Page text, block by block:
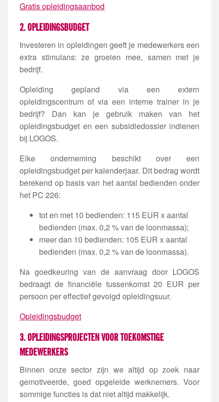
Gratis opleidingsaanbod
2. OPLEIDINGSBUDGET
Investeren in opleidingen geeft je medewerkers een
extra stimulans: ze groeien mee, samen met je
bedrijf.
Opleiding gepland via een extern
opleidingscentrum of via een interne trainer in je
bedrijf? Dan kan je gebruik maken van het
opleidingsbudget en een subsidiedossier indienen
bij LOGOS.
Elke onderneming beschikt over een
opleidingsbudget per kalenderjaar. Dit bedrag wordt
berekend op basis van het aantal bedienden onder
het PC 226:
tot en met 10 bedienden: 115 EUR x aantal
bedienden (max. 0,2 % van de loonmassa);
meer dan 10 bedienden: 105 EUR x aantal
bedienden (max. 0,2 % van de loonmassa).
Na goedkeuring van de aanvraag door LOGOS
bedraagt de financiële tussenkomst 20 EUR per
persoon per effectief gevolgd opleidingsuur.
Opleidingsbudget
3. OPLEIDINGSPROJECTEN VOOR TOEKOMSTIGE
MEDEWERKERS
Binnen onze sector zijn we altijd op zoek naar
gemotiveerde, goed opgeleide werknemers. Voor
sommige functies is dat niet altijd makkelijk.